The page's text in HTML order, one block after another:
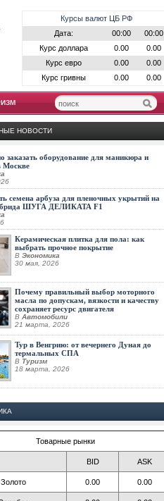
Курсы валют ЦБ РФ
Дата:
00:00
00:00
Курс доллара
0.00
0.00
Курс евро
0.00
0.00
Курс гривны
0.00 0.00
НОВОСТИ
заказать оборудование для маникюра и
Москве
семена арбуза для пленочных укрытий на
ШУГА ДЕЛИКАТА F1
Керамическая плитка для пола: как
выбрать прочное покрытие
В Экономика
30 мая, 2026
Почему правильный выбор моторного
масла по допускам, вязкости и качеству
сохраняет ресурс двигателя
В Автомобили
21 марта, 2026
Тур в Венгрию: от вечернего Дуная до
термальных СПА
В Туризм
18 марта, 2026
Товарные рынки
BID ASK
Золото 0.00 0.00